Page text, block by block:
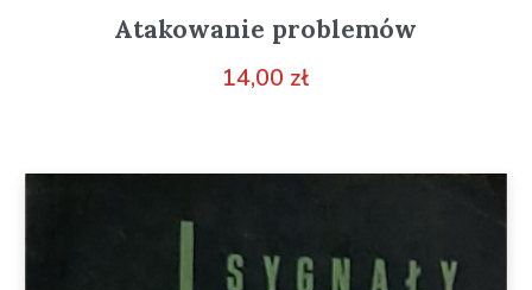
Atakowanie problemów
14,00 zł